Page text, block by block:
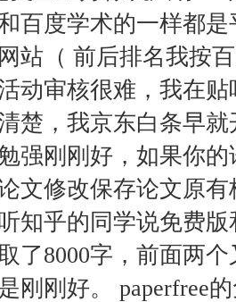
百度学术的一样都
站（ 前后排名我按
活动审核很难，我在
楚，我京东白条早
强刚刚好，如果你
文修改保存论文原
知乎的同学说免费
了8000字，前面两
刚刚好。 paperfree